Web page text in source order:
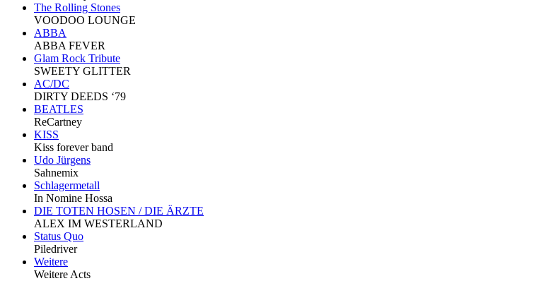
The Rolling Stones
VOODOO LOUNGE
ABBA
ABBA FEVER
Glam Rock Tribute
SWEETY GLITTER
AC/DC
DIRTY DEEDS ‘79
BEATLES
ReCartney
KISS
Kiss forever band
Udo Jürgens
Sahnemix
Schlagermetall
In Nomine Hossa
DIE TOTEN HOSEN / DIE ÄRZTE
ALEX IM WESTERLAND
Status Quo
Piledriver
Weitere
Weitere Acts